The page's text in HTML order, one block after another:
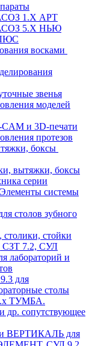
1.Х АРТ
5.Х НЬЮ
восками
звенья
моделей
и 3D-печати
протезов
боксы
вытяжки, боксы
серии
системы
столов зубного
стойки
7.2, СУЛ
и
для
столы
ТУМБА.
др. сопутствующее
ВЕРТИКАЛЬ для